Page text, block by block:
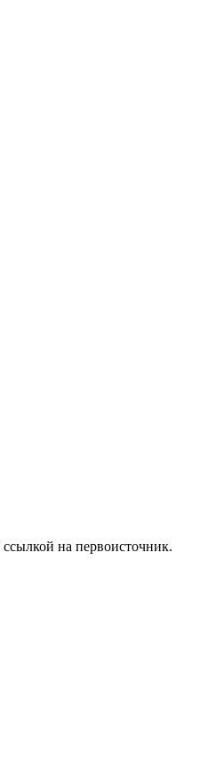
на первоисточник.